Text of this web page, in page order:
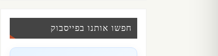
חפשו אותנו בפייסבוק